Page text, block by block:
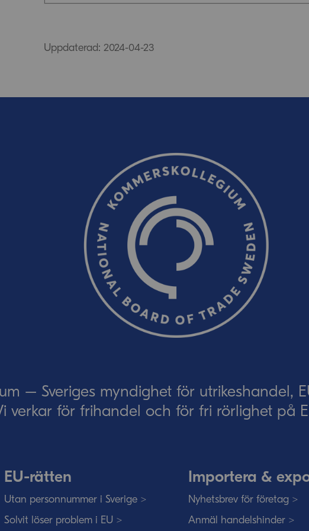
Ordverifiering Uppdatera captcha
Uppdaterad: 2024-04-23
– Sveriges myndighet för utrikeshandel,
verkar för frihandel och för fri rörlighet på
EU-rätten
Utan personnummer i Sverige >
Solvit löser problem i EU >
Importera &
Nyhetsbrev för företag >
Anmäl handelshinder >